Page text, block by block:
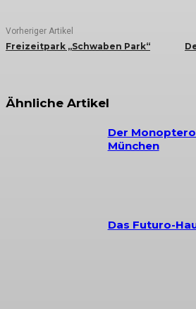
Vorheriger Artikel
Freizeitpark „Schwaben Park“
Ähnliche Artikel
Der
München
Das Futuro-